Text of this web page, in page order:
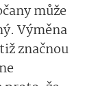
může
Výměna
značnou